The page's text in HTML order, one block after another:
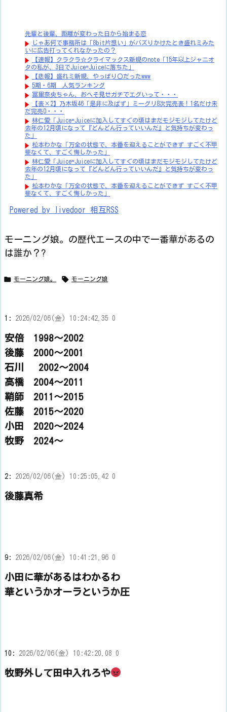
先輩と後輩、距離が変わった日から始まる恋
じゃあ何で事務所は「8bit片想い」がバズりかけたとき盛れミみた
いに広告打ってくれなかったの？
【速報】クラクラ☆クライマックス新規のnote「15年以上ジャニオ
タの私が、3日でJuice=Juiceに落ちた」
【悲報】盛れミ新規、やっぱり〇だったwww
5期・6期 人気ランキング
冨里奈央ちゃん、おへそ見せガチでエグいって・・・
【表×2】乃木坂46「是非に及ばず」ミーグリ8次完売表！1名だけ未
だ完売0・・・
林仁愛「Juice=Juiceに加入してすぐの頃はまだモジモジしてたけど
去年の12月頃になって『どんどん行っていいんだ』と気持ちが変わっ
た」
松本わかな「万全の状態で、本番を迎えることができず すごく不甲
斐なくて、すごく悔しかった」
林仁愛「Juice=Juiceに加入してすぐの頃はまだモジモジしてたけど
去年の12月頃になって『どんどん行っていいんだ』と気持ちが変わっ
た」
松本わかな「万全の状態で、本番を迎えることができず すごく不甲
斐なくて、すごく悔しかった」
Powered by livedoor 相互RSS
モーニング娘。の歴代エースの中で一番華があるの
は誰か？?
 モーニング娘。  モーニング娘
1: 2026/02/06(金) 10:24:42.35 0
安倍 1998～2002
後藤 2000～2001
石川 2002～2004
高橋 2004～2011
鞘師 2011～2015
佐藤 2015～2020
小田 2020～2024
牧野 2024～
2: 2026/02/06(金) 10:25:05.42 0
後藤真希
9: 2026/02/06(金) 10:41:21.96 0
小田に華があるはわかるわ
華というかオーラというか圧
10: 2026/02/06(金) 10:42:20.08 0
牧野外して田中入れろや